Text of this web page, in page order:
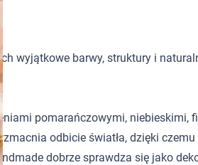
wyjątkowe barwy, struktury i
pomarańczowymi, niebieskimi,
odbicie światła, dzięki
dobrze sprawdza się jako